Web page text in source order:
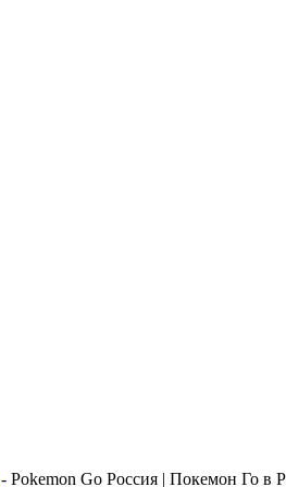
- Pokemon Go Россия | Покемон Го в